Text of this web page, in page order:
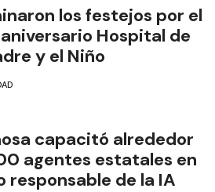
los festejos por el
Hospital de
y el Niño
capacitó alrededor
agentes estatales en
responsable de la IA